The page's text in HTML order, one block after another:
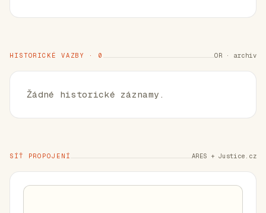
HISTORICKÉ VAZBY · 0 OR · archiv
Žádné historické záznamy.
SÍŤ PROPOJENÍ ARES + Justice.cz